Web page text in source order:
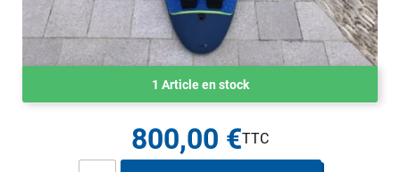
1 Article en stock
800,00 €